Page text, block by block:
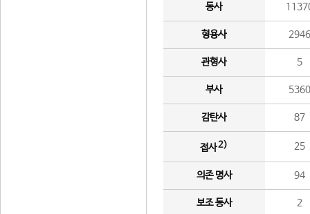
동사
형용사 2946
관형사 5
부사 5360
감탄사 87
접사2) 25
의존 명사 94
보조 동사 2